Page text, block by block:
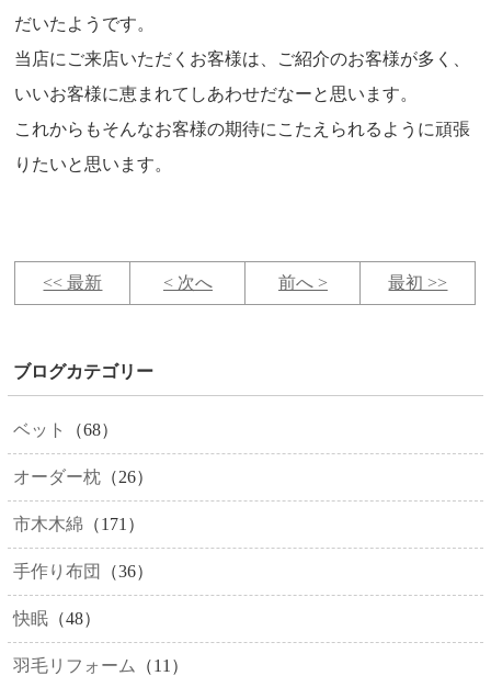
だいたようです。
当店にご来店いただくお客様は、ご紹介のお客様が多く、
いいお客様に恵まれてしあわせだなーと思います。
これからもそんなお客様の期待にこたえられるように頑張
りたいと思います。
<< 最新 < 次へ 前へ > 最初 >>
ブログカテゴリー
ベット （68）
オーダー枕（26）
市木木綿（171）
手作り布団 （36）
快眠（48）
羽毛リフォーム （11）